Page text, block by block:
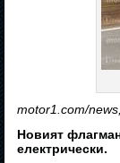
motor1.com/
Новият
електрически.